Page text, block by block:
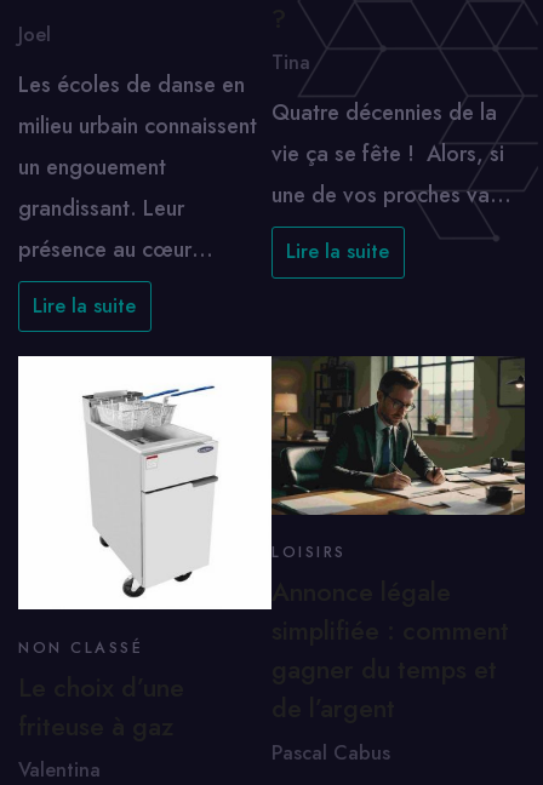
Joel
Les écoles de danse en
milieu urbain connaissent
un engouement
grandissant. Leur
présence au cœur…
Lire la suite
Tina
Quatre décennies de la
vie ça se fête ! Alors, si
une de vos proches va…
Lire la suite
NON CLASSÉ
Valentina
LOISIRS
Pascal Cabus